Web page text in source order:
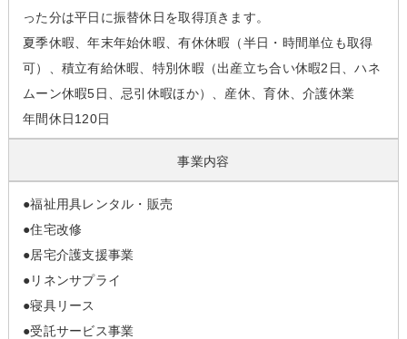
った分は平日に振替休日を取得頂きます。
夏季休暇、年末年始休暇、有休休暇（半日・時間単位も取得
可）、積立有給休暇、特別休暇（出産立ち合い休暇2日、ハネ
ムーン休暇5日、忌引休暇ほか）、産休、育休、介護休業
年間休日120日
事業内容
●福祉用具レンタル・販売
●住宅改修
●居宅介護支援事業
●リネンサプライ
●寝具リース
●受託サービス事業